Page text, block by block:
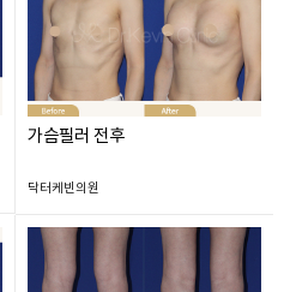
가슴필러 전후
닥터케빈의원